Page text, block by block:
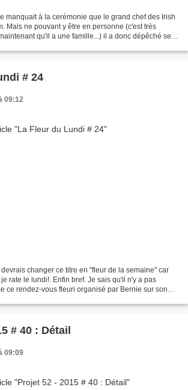
manquait à la cerémonie que le grand chef des Irish
Mais ne pouvant y être en personne (c'est très
qu'il a une famille...) il a donc dépêché ses
# 24
09:12
changer ce titre en "fleur de la semaine" car
rate le lundi!. Enfin bref. Je sais qu'il n'y a pas
ce rendez-vous fleuri organisé par Bernie sur son
# 40 : Détail
09:09